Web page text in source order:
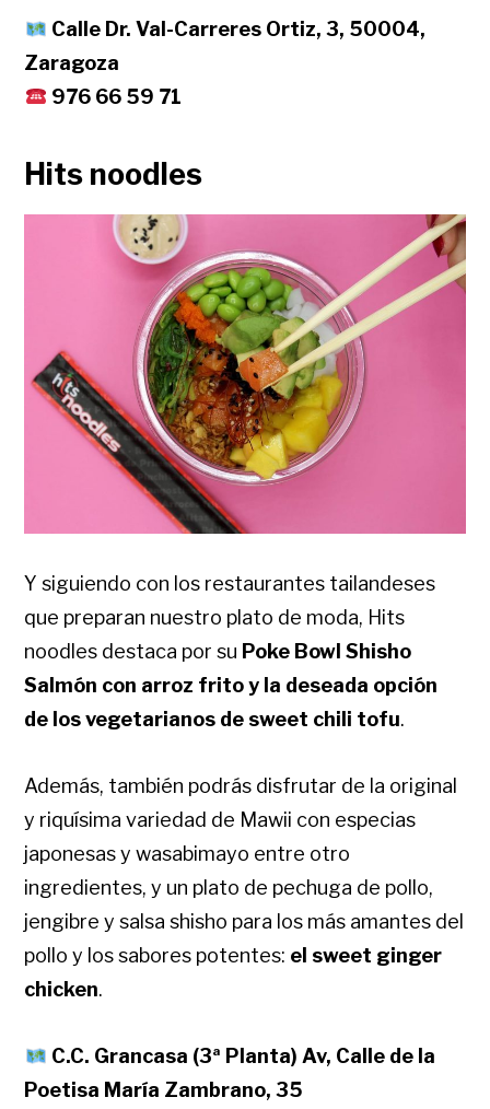
Calle Dr. Val-Carreres Ortiz, 3, 50004,
Zaragoza
976 66 59 71
Hits noodles
Y siguiendo con los restaurantes tailandeses
que preparan nuestro plato de moda, Hits
noodles destaca por su Poke Bowl Shisho
Salmón con arroz frito y la deseada opción
de los vegetarianos de sweet chili tofu.
Además, también podrás disfrutar de la original
y riquísima variedad de Mawii con especias
japonesas y wasabimayo entre otro
ingredientes, y un plato de pechuga de pollo,
jengibre y salsa shisho para los más amantes del
pollo y los sabores potentes: el sweet ginger
chicken.
C.C. Grancasa (3ª Planta) Av, Calle de la
Poetisa María Zambrano, 35